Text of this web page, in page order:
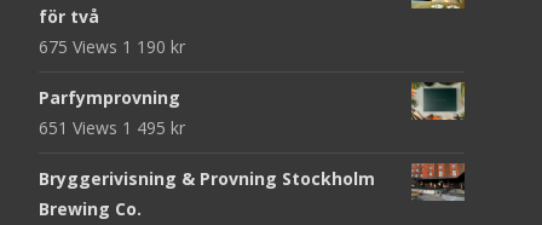
för två
675 Views 1 190 kr
Parfymprovning
651 Views 1 495 kr
Bryggerivisning & Provning Stockholm
Brewing Co.